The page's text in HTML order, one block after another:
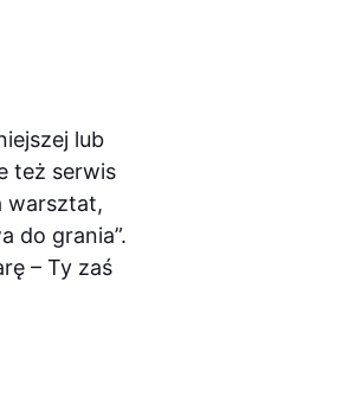
lub
też serwis
warsztat,
do grania”.
– Ty zaś